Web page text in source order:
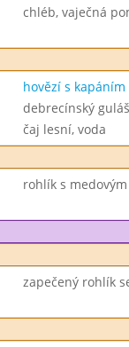
chléb, vaječná
hovězí s kapáním
debrecínský
čaj lesní, voda
rohlík s
zapečený rohlík